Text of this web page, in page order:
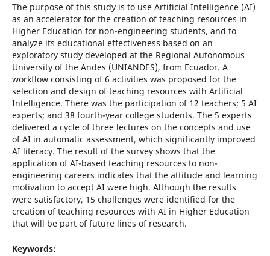
The purpose of this study is to use Artificial Intelligence (AI)
as an accelerator for the creation of teaching resources in
Higher Education for non-engineering students, and to
analyze its educational effectiveness based on an
exploratory study developed at the Regional Autonomous
University of the Andes (UNIANDES), from Ecuador. A
workflow consisting of 6 activities was proposed for the
selection and design of teaching resources with Artificial
Intelligence. There was the participation of 12 teachers; 5 AI
experts; and 38 fourth-year college students. The 5 experts
delivered a cycle of three lectures on the concepts and use
of AI in automatic assessment, which significantly improved
AI literacy. The result of the survey shows that the
application of AI-based teaching resources to non-
engineering careers indicates that the attitude and learning
motivation to accept AI were high. Although the results
were satisfactory, 15 challenges were identified for the
creation of teaching resources with AI in Higher Education
that will be part of future lines of research.
Keywords: